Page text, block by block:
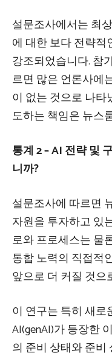
설문조사에서는 최
에 대한 보다 전략
강조되었습니다. 참
르면 많은 언론사에
이 없는 것으로 나타
도하는 책임은 뉴스
통계 2 – AI 전략 및
니까?
설문조사에 따르면
자원을 투자하고 있
로와 프로세스는 물
통합 노력의 직접적
앞으로 더 커질 것으
이 연구는 특히 새로
AI(genAI)가 등장한
의 준비 상태와 준비